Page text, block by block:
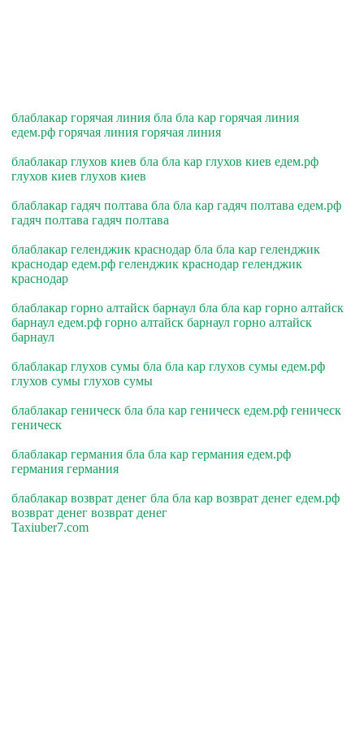
блаблакар горячая линия бла бла кар горячая линия
едем.рф горячая линия горячая линия
блаблакар глухов киев бла бла кар глухов киев едем.рф
глухов киев глухов киев
блаблакар гадяч полтава бла бла кар гадяч полтава едем.рф
гадяч полтава гадяч полтава
блаблакар геленджик краснодар бла бла кар геленджик
краснодар едем.рф геленджик краснодар геленджик
краснодар
блаблакар горно алтайск барнаул бла бла кар горно алтайск
барнаул едем.рф горно алтайск барнаул горно алтайск
барнаул
блаблакар глухов сумы бла бла кар глухов сумы едем.рф
глухов сумы глухов сумы
блаблакар геническ бла бла кар геническ едем.рф геническ
геническ
блаблакар германия бла бла кар германия едем.рф
германия германия
блаблакар возврат денег бла бла кар возврат денег едем.рф
возврат денег возврат денег
Taxiuber7.com